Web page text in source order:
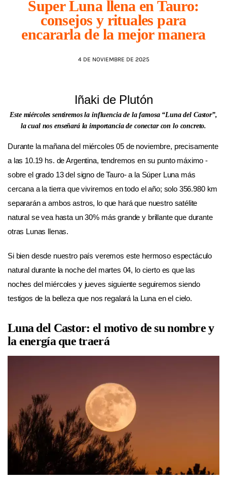
AGENDA
Super Luna llena en Tauro:
consejos y rituales para
encararla de la mejor manera
4 DE NOVIEMBRE DE 2025
Iñaki de Plutón
Este miércoles sentiremos la influencia de la famosa “Luna del Castor”,
la cual nos enseñará la importancia de conectar con lo concreto.
Durante la mañana del miércoles 05 de noviembre, precisamente
a las 10.19 hs. de Argentina, tendremos en su punto máximo -
sobre el grado 13 del signo de Tauro- a la Súper Luna más
cercana a la tierra que viviremos en todo el año; solo 356.980 km
separarán a ambos astros, lo que hará que nuestro satélite
natural se vea hasta un 30% más grande y brillante que durante
otras Lunas llenas.
Si bien desde nuestro país veremos este hermoso espectáculo
natural durante la noche del martes 04, lo cierto es que las
noches del miércoles y jueves siguiente seguiremos siendo
testigos de la belleza que nos regalará la Luna en el cielo.
Luna del Castor: el motivo de su nombre y
la energía que traerá